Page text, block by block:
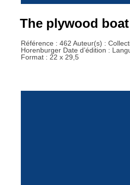
The plywood
Référence : 462 Auteur(s) :
Horenburger Date d’édition :
Format : 22 x 29,5